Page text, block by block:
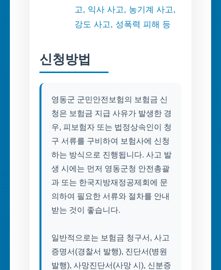
고, 익사 사고, 농기계 사고,
강도 사고, 성폭력 피해 등
신청방법
영동군 군민안전보험의 보험금 신
청은 보험금 지급 사유가 발생한 경
우, 피보험자 또는 법정상속인이 청
구 서류를 구비하여 보험사에 신청
하는 방식으로 진행됩니다. 사고 발
생 시에는 먼저 영동군청 안전총괄
과 또는 한국지방재정공제회에 문
의하여 필요한 서류와 절차를 안내
받는 것이 좋습니다.
일반적으로는 보험금 청구서, 사고
증명서(경찰서 발행), 진단서(병원
발행), 사망진단서(사망 시), 신분증